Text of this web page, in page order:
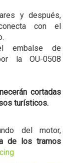
y después,
con el
embalse de
la OU-0508
cortadas
turísticos.
del motor,
de los tramos